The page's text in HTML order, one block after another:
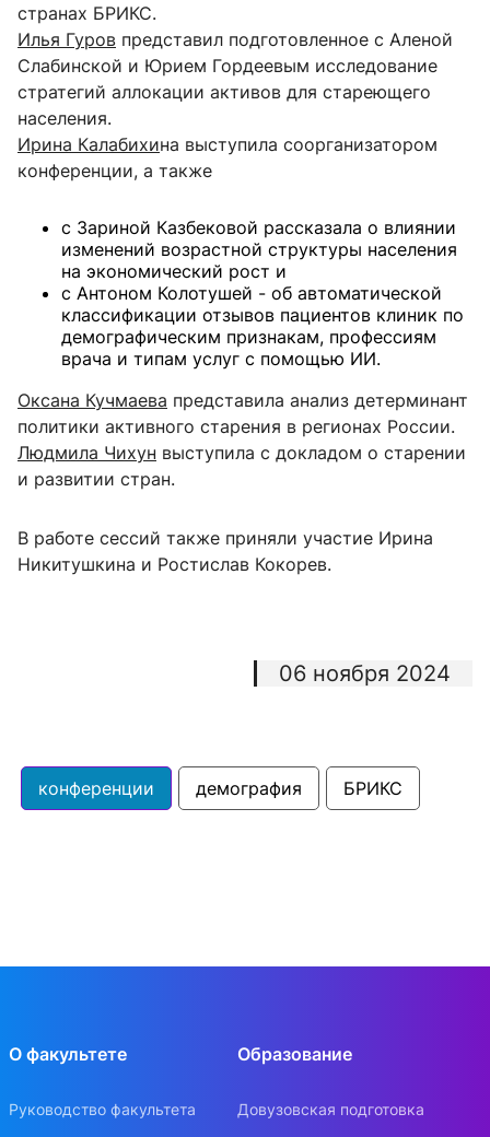
странах БРИКС.
Илья Гуров представил подготовленное с Аленой
Слабинской и Юрием Гордеевым исследование
стратегий аллокации активов для стареющего
населения.
Ирина Калабихина выступила соорганизатором
конференции, а также
с Зариной Казбековой рассказала о влиянии
изменений возрастной структуры населения
на экономический рост и
с Антоном Колотушей - об автоматической
классификации отзывов пациентов клиник по
демографическим признакам, профессиям
врача и типам услуг с помощью ИИ.
Оксана Кучмаева представила анализ детерминант
политики активного старения в регионах России.
Людмила Чихун выступила с докладом о старении
и развитии стран.
В работе сессий также приняли участие Ирина
Никитушкина и Ростислав Кокорев.
06 ноября 2024
конференции демография БРИКС
О факультете
Руководство факультета
Образование
Довузовская подготовка